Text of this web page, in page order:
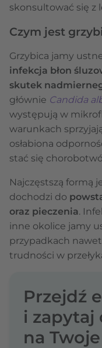
skonsultować się z
Czym jest
Grzybica jamy
infekcja błon
skutek
głównie Candida
występują w
warunkach
osłabiona
stać się
Najczęstszą formą
dochodzi do
oraz pieczenia.
inne okolice jamy
przypadkach
trudności w
Przejdź
i zapytaj
na